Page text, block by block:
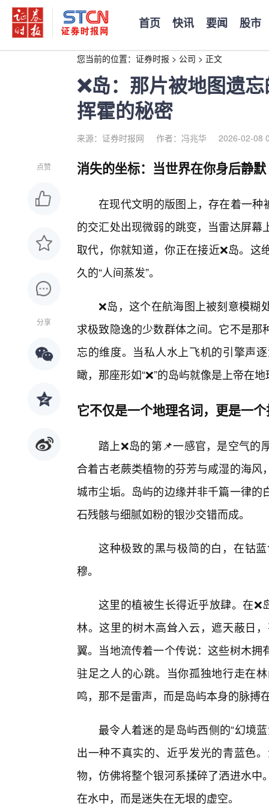
首页 快讯 要闻 股市
您当前的位置： 证券时报 > 公司 > 正文
❌岛：那片被地图遗
挥霍的秘密
来源：证券时报网 作者：冯兆华 2026-02-08
点赞
分享
消失的坐标：当世界在你身后静默
在现代文明的版图上，存在着一种
的交汇处出现微弱的跳变，当雷达屏
取代，你就知道，你正在接近❌岛。
久的“人间蒸发”。
❌岛，这个在航海图上被刻意模糊
求极致隐逸的少数群体之间。它不是
忘的维度。当私人水上飞机的引擎声
瞰，那座形如“❌”的岛屿就像是上帝在
它不仅是一个地理名词，更是一
踏上❌岛的第📌一感官，是空气
合着古老蕨类植物的芬芳与咸湿的海
城市尘垢。岛屿的边缘并非千篇一律
石残骸与细腻如粉的银沙交错而成。
这种极致的黑与极简的白，在钴
穆。
这里的植被生长得近乎放肆。在❌
林。这里的树木高耸入云，遮天蔽日
翼。当地流传着一个传说：这些树木
驻足之人的心跳。当你孤独地行走在
鸣，那不是雷声，而是岛屿本身的脉搏
最令人着迷的是岛屿西侧的“幻境
出一种不真实的、近乎发光的青蓝色
物，仿佛将整个银河系揉碎了洒进水
在水中，而是迷失在无垠的虚空。